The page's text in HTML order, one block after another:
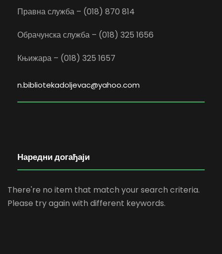
Правна служба – (018) 870 814
Обрачунска служба – (018) 325 1656
Књижара – (018) 325 1657
n.bibliotekadoljevac@yahoo.com
Наредни догађаји
There're no item that match your search criteria.
Please try again with different keywords.